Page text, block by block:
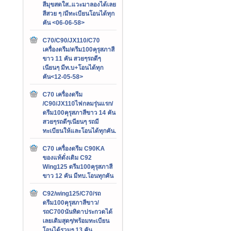
สีมุขสดใส..แวะมาลองได้เลย
สีสวย ๆ /มีทะเบียนโอนได้ทุก
คัน <06-06-58>
C70/C90/JX110/C70
เครื่องดรีม/ดรีม100คุรุสภาสี
ขาว 11 คัน สวยๆรถดีๆ
เนียนๆ มีท.บ+โอนได้ทุก
คัน<12-05-58>
C70 เครื่องดรีม
/C90/JX110ไฟกลมรุ่นแรก/
ดรีม100คุรุสภาสีขาว 14 คัน
สวยๆรถดีๆเนียนๆ รถมี
ทะเบียนให้และโอนได้ทุกคัน.
C70 เครื่องดรีม C90KA
ของแท้ดั่งเดิม C92
Wing125 ดรีม100คุรุสภาสี
ขาว 12 คัน มีทบ.โอนทุกคัน
C92/wing125/C70/รถ
ดรีม100คุรุสภาสีขาว/
รถC700นันทิดาประกวดได้
เลยเดิมสุดๆ/พร้อมทะเบียน